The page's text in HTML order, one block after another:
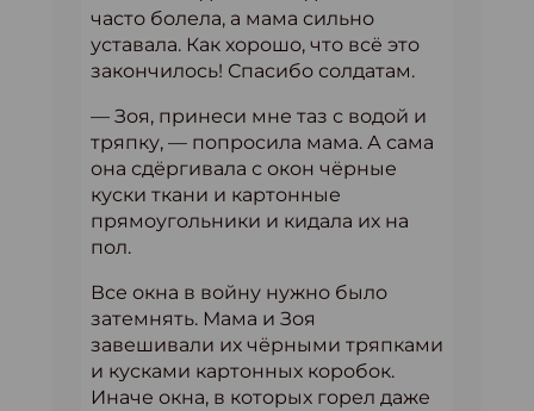
часто болела, а мама сильно
уставала. Как хорошо, что всё это
закончилось! Спасибо солдатам.
— Зоя, принеси мне таз с водой и
тряпку, — попросила мама. А сама
она сдёргивала с окон чёрные
куски ткани и картонные
прямоугольники и кидала их на
пол.
Все окна в войну нужно было
затемнять. Мама и Зоя
завешивали их чёрными тряпками
и кусками картонных коробок.
Иначе окна, в которых горел даже